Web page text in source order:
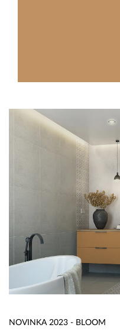
NOVINKA 2023 - BLOOM